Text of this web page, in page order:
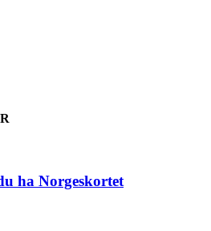
ha Norgeskortet